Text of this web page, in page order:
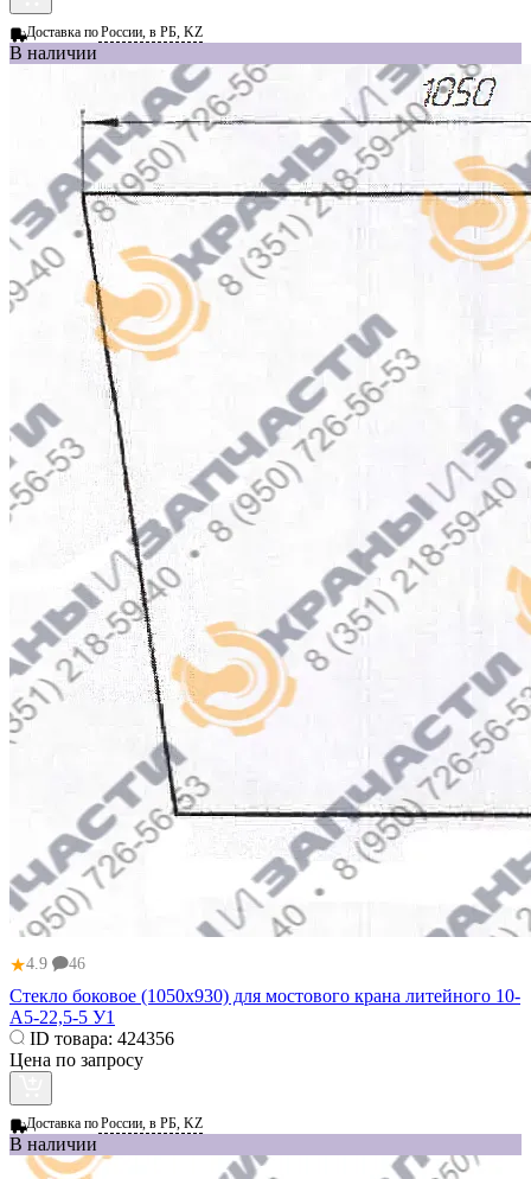
Доставка поРоссии, в РБ, KZ
В наличии
★4.9 46
Стекло боковое (1050x930) для мостового крана литейного 10-
А5-22,5-5 У1
ID товара: 424356
Цена по запросу
Доставка поРоссии, в РБ, KZ
В наличии